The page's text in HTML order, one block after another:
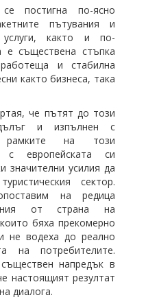
постигна по-ясно
пътувания и
услуги, както и по-
е съществена стъпка
и стабилна
както бизнеса, така
че пътят до този
и изпълнен с
рамките на този
европейската си
значителни усилия да
сектор.
на редица
от страна на
бяха прекомерно
не водеха до реално
на потребителите.
напредък в
настоящият резултат
диалога.